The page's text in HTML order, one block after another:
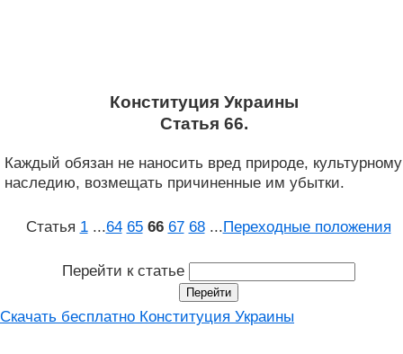
Конституция Украины
Статья 66.
Каждый обязан не наносить вред природе, культурному
наследию, возмещать причиненные им убытки.
Статья 1 ...64 65 66 67 68 ...Переходные положения
Перейти к статье
Скачать бесплатно Конституция Украины